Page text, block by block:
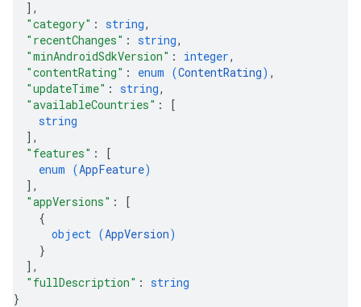
] ,
"category" : string,
"recentChanges" : string,
"minAndroidSdkVersion" : integer,
"contentRating" : enum (ContentRating) ,
"updateTime" : string,
"availableCountries" :
[
string
] ,
"features" :
[
enum (AppFeature)
] ,
"appVersions" :
[
{
object (AppVersion)
}
] ,
"fullDescription" : string
}